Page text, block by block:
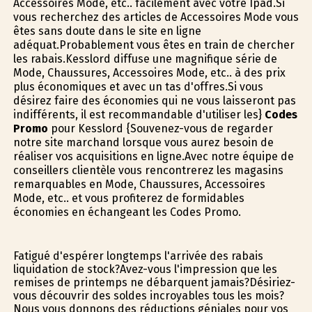
Accessoires Mode, etc.. facilement avec votre Ipad.Si
vous recherchez des articles de Accessoires Mode vous
êtes sans doute dans le site en ligne
adéquat.Probablement vous êtes en train de chercher
les rabais.Kesslord diffuse une magnifique série de
Mode, Chaussures, Accessoires Mode, etc.. à des prix
plus économiques et avec un tas d'offres.Si vous
désirez faire des économies qui ne vous laisseront pas
indifférents, il est recommandable d'utiliser les} Codes
Promo pour Kesslord {Souvenez-vous de regarder
notre site marchand lorsque vous aurez besoin de
réaliser vos acquisitions en ligne.Avec notre équipe de
conseillers clientèle vous rencontrerez les magasins
remarquables en Mode, Chaussures, Accessoires
Mode, etc.. et vous profiterez de formidables
économies en échangeant les Codes Promo.
Fatigué d'espérer longtemps l'arrivée des rabais
liquidation de stock?Avez-vous l'impression que les
remises de printemps ne débarquent jamais?Désiriez-
vous découvrir des soldes incroyables tous les mois?
Nous vous donnons des réductions géniales pour vos